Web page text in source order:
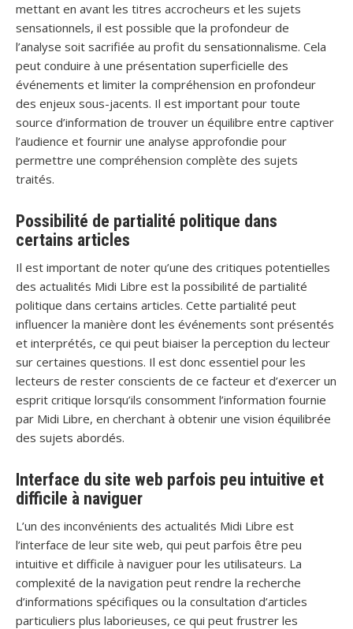
mettant en avant les titres accrocheurs et les sujets
sensationnels, il est possible que la profondeur de
l’analyse soit sacrifiée au profit du sensationnalisme. Cela
peut conduire à une présentation superficielle des
événements et limiter la compréhension en profondeur
des enjeux sous-jacents. Il est important pour toute
source d’information de trouver un équilibre entre captiver
l’audience et fournir une analyse approfondie pour
permettre une compréhension complète des sujets
traités.
Possibilité de partialité politique dans
certains articles
Il est important de noter qu’une des critiques potentielles
des actualités Midi Libre est la possibilité de partialité
politique dans certains articles. Cette partialité peut
influencer la manière dont les événements sont présentés
et interprétés, ce qui peut biaiser la perception du lecteur
sur certaines questions. Il est donc essentiel pour les
lecteurs de rester conscients de ce facteur et d’exercer un
esprit critique lorsqu’ils consomment l’information fournie
par Midi Libre, en cherchant à obtenir une vision équilibrée
des sujets abordés.
Interface du site web parfois peu intuitive et
difficile à naviguer
L’un des inconvénients des actualités Midi Libre est
l’interface de leur site web, qui peut parfois être peu
intuitive et difficile à naviguer pour les utilisateurs. La
complexité de la navigation peut rendre la recherche
d’informations spécifiques ou la consultation d’articles
particuliers plus laborieuses, ce qui peut frustrer les